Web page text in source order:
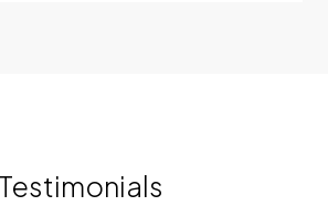
Testimonials